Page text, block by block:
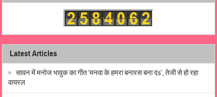
Latest Articles
सावन में मनोज भावुक का गीत ‘मनवा के हमरा बनारस बना दs’, तेजी से हो रहा
वायरल